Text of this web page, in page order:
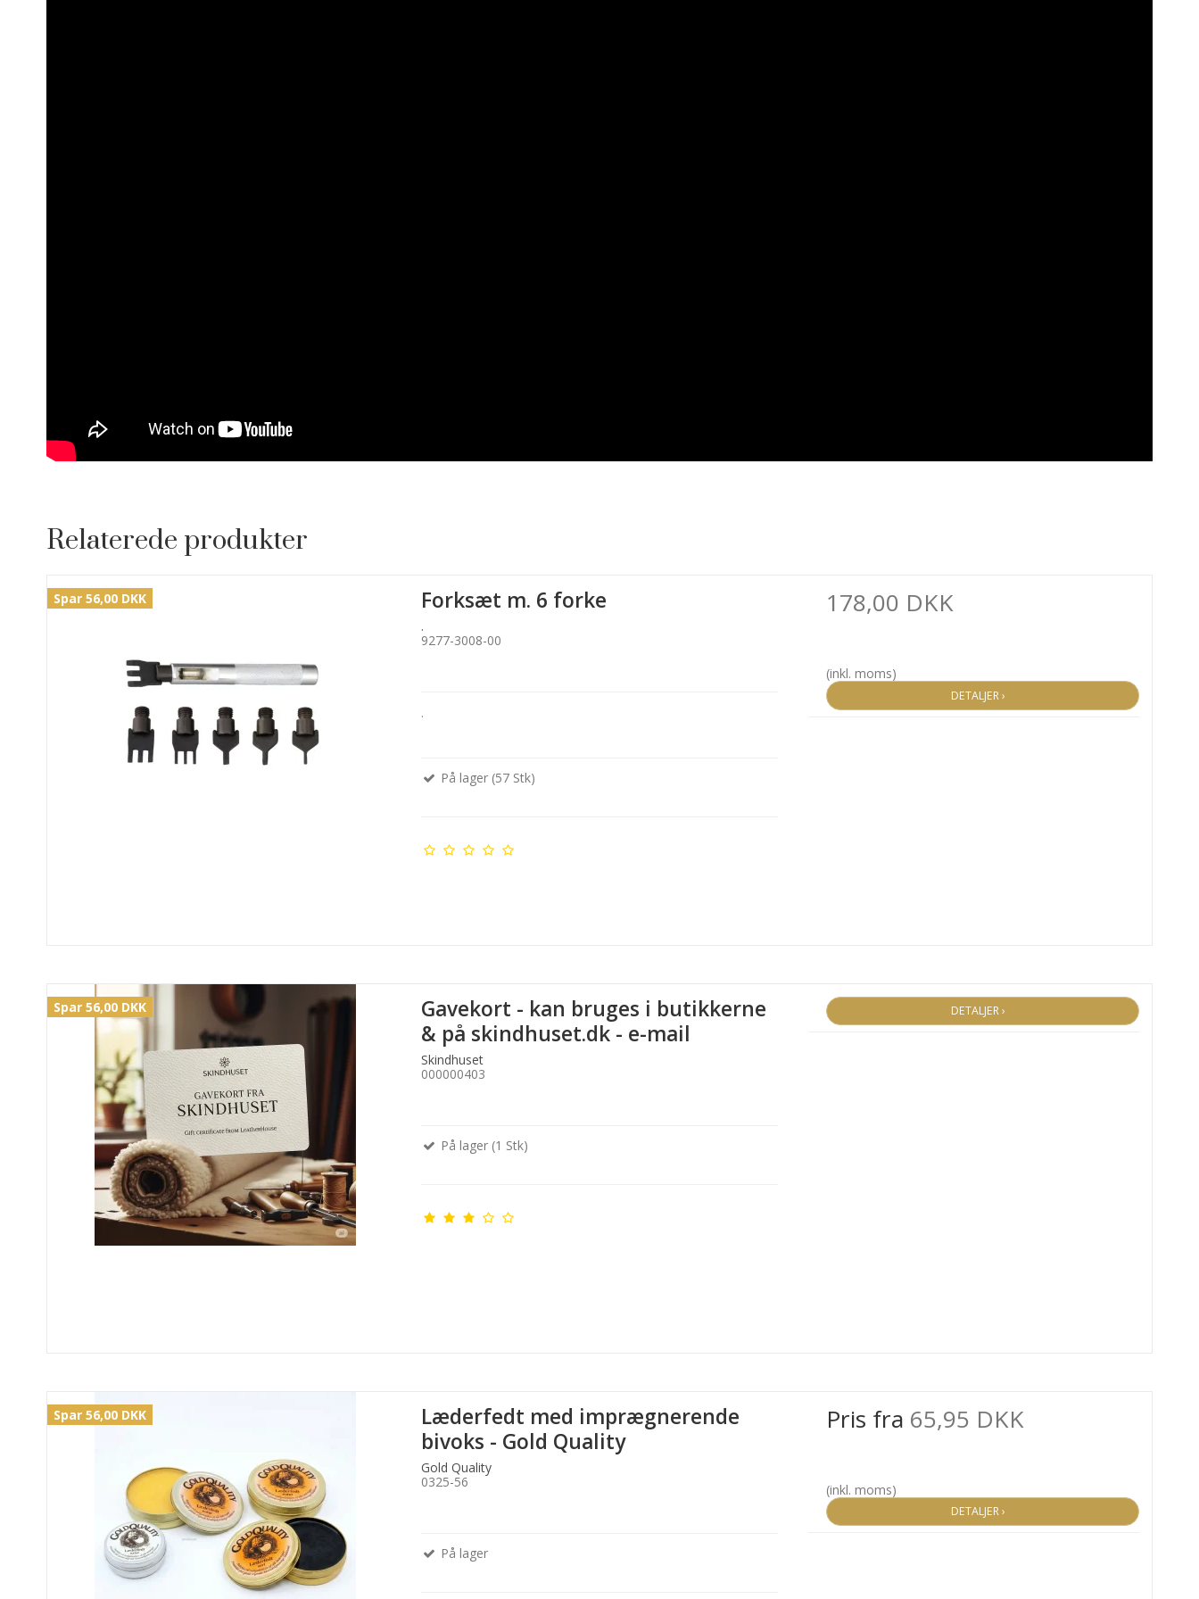
Relaterede produkter
Spar 56,00 DKK Forksæt m. 6 forke
.
9277-3008-00
.
På lager (57 Stk)
178,00 DKK
(inkl. moms)
DETALJER ›
Spar 56,00 DKK
Gavekort - kan bruges i butikkerne
& på skindhuset.dk - e-mail
Skindhuset
000000403
På lager (1 Stk)
DETALJER ›
Spar 56,00 DKK
Læderfedt med imprægnerende
bivoks - Gold Quality
Gold Quality
0325-56
På lager
Pris fra 65,95 DKK
(inkl. moms)
DETALJER ›